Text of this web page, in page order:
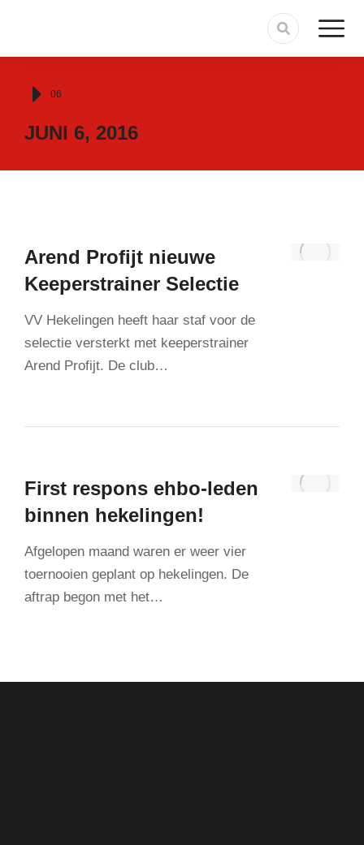
Je bent hier:
06
JUNI 6, 2016
Arend Profijt nieuwe
Keeperstrainer Selectie
VV Hekelingen heeft haar staf voor de
selectie versterkt met keeperstrainer
Arend Profijt. De club…
First respons ehbo-leden
binnen hekelingen!
Afgelopen maand waren er weer vier
toernooien geplant op hekelingen. De
aftrap begon met het…